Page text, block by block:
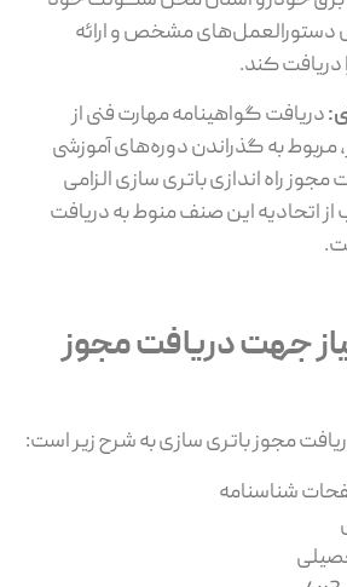
دستورالعمل‌های مشخص و ارائه
دریافت کند.
دریافت گواهینامه مهارت فنی از
مربوط به گذراندن دوره‌های آموزشی
مجوز راه اندازی باتری سازی الزامی
اتحادیه این صنف منوط به دریافت
جهت دریافت مجوز
مجوز باتری سازی به شرح زیر است:
شناسنامه